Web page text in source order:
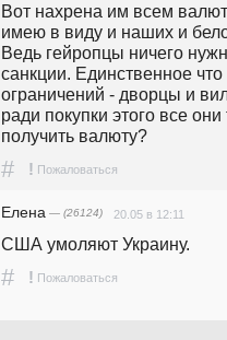
Вот нахрена им всем
имею в виду и наших и
Ведь гейропцы ничего
санкции. Единственное что
ограничений - дворцы и
ради покупки этого все
получить валюту?
# ! Пожаловаться
Елена — (26124) 20.05 в 12:11
США умоляют Украину.
# ! Пожаловаться